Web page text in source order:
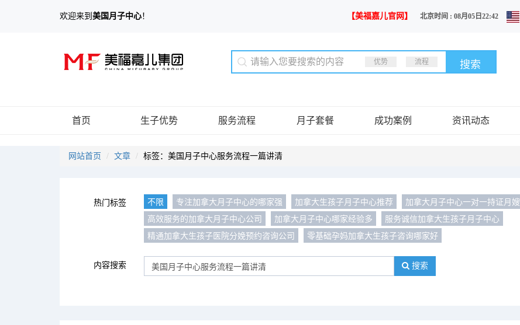
欢迎来到 美国月子中心！ 【美福嘉儿官网】 北京时间 : 08月05日22:42
优势 流程
首页 生子优势 服务流程 月子套餐 成功案例 资讯动态
网站首页 文章 标签：美国月子中心服务流程一篇讲清
热门标签 不限 专注加拿大月子中心的哪家强 加拿大生孩子月子中心推荐
加拿大月子中心一对一持证月嫂
高效服务的加拿大月子中心公司
加拿大月子中心哪家经验多
服务诚信加拿大生孩子月子中心
精通加拿大生孩子医院分娩预约咨询公司
零基础孕妈加拿大生孩子咨询哪家好
内容搜索 搜索